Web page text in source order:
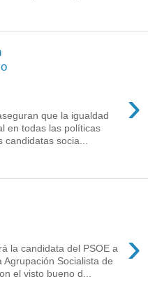
›
que la igualdad
en todas las políticas
socia...
›
la candidata del PSOE a
Agrupación Socialista de
el visto bueno d...